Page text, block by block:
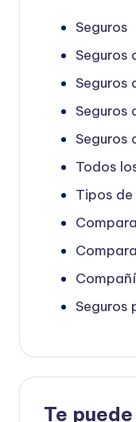
Seguros
Seguros
Seguros
Seguros
Seguros
Todos
Tipos de
Seguros
Te